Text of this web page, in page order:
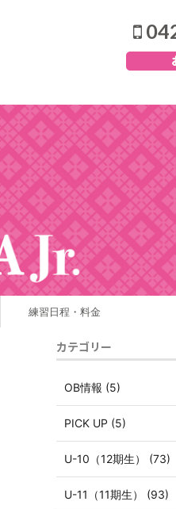
練習日程・料金
カテゴリー
OB情報 (5)
PICK UP (5)
U-10（12期生） (73)
U-11（11期生） (93)